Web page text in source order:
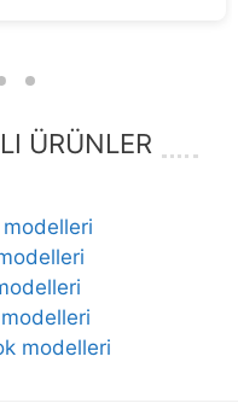
ÜRÜNLER
modelleri